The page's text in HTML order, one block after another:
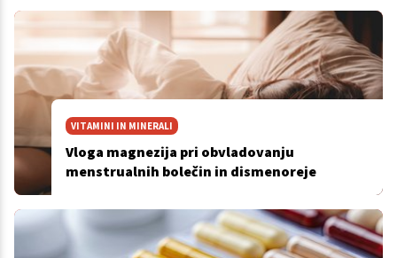
VITAMINI IN MINERALI
Vloga magnezija pri obvladovanju
menstrualnih bolečin in dismenoreje